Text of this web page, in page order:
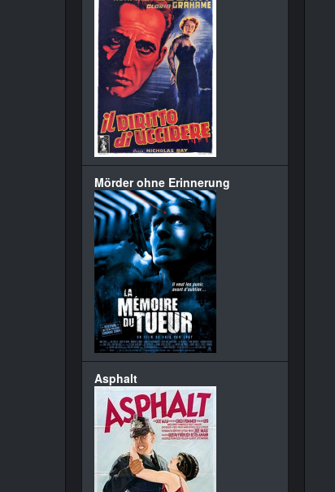
Mörder ohne Erinnerung
Asphalt